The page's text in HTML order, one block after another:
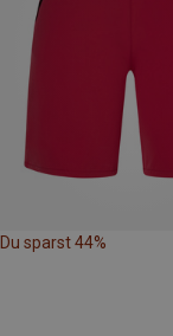
Du sparst 44%